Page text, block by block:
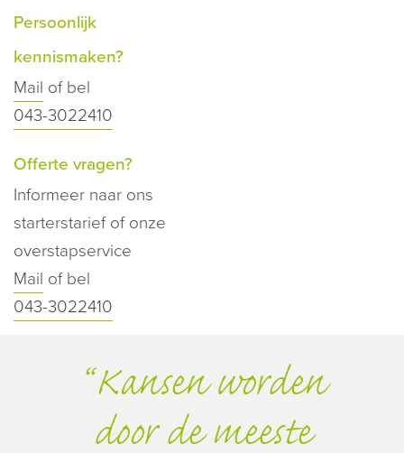
Persoonlijk
kennismaken?
Mail of bel
043-3022410
Offerte vragen?
Informeer naar ons
starterstarief of onze
overstapservice
Mail of bel
043-3022410
Kansen worden
door de meeste